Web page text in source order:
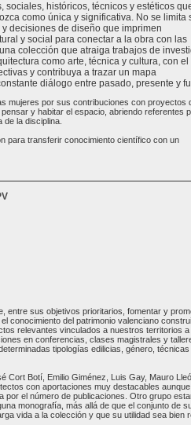
sociales, históricos, técnicos y estéticos
como única y significativa. No se limita
decisiones de diseño que imprimen
y social para conectar a la obra con las
colección que atraiga trabajos de
como arte, técnica y cultura, con el
y contribuya a trazar un mapa
diálogo entre pasado, presente y
mujeres por sus contribuciones con proyectos
y habitar el espacio, abriendo referentes
la disciplina.
para transferir conocimiento científico con un
entre sus objetivos prioritarios, fomentar y
conocimiento del patrimonio valenciano
relevantes vinculados a nuestros territorios
en conferencias, clases magistrales y
tipologías edilicias, género, técnicas
Botí, Emilio Giménez, Luis Gay, Mauro Lleó,
con aportaciones muy destacables aunque
por el número de publicaciones. Otro grupo
monografía, más allá de que el conjunto de
vida a la colección y que su utilidad sea bien